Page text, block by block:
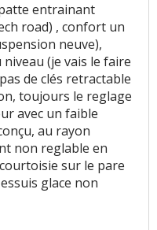
entrainant
road) , confort un
neuve),
(je vais le faire
de clés retractable
toujours le reglage
avec un faible
au rayon
non reglable en
sur le pare
glace non